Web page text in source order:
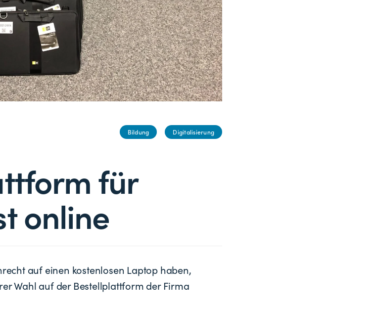
Bildung Digitalisierung
für
online
auf einen kostenlosen Laptop haben,
Wahl auf der Bestellplattform der Firma